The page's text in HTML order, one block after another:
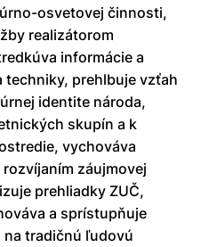
osvetovej činnosti,
realizátorom
informácie a
prehlbuje vzťah
identite národa,
skupín a k
vychováva
záujmovej
prehliadky ZUČ,
a sprístupňuje
tradičnú ľudovú